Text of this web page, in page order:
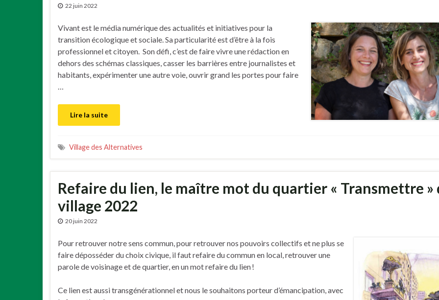
22 juin 2022
Vivant est le média numérique des actualités et initiatives pour la
transition écologique et sociale. Sa particularité est d’être à la fois
professionnel et citoyen. Son défi, c’est de faire vivre une rédaction en
dehors des schémas classiques, casser les barrières entre journalistes et
habitants, expérimenter une autre voie, ouvrir grand les portes pour faire
…
Lire la suite
Village des Alternatives
Refaire du lien, le maître mot du quartier « Transmettre »
village 2022
20 juin 2022
Pour retrouver notre sens commun, pour retrouver nos pouvoirs collectifs et ne plus se
faire déposséder du choix civique, il faut refaire du commun en local, retrouver une
parole de voisinage et de quartier, en un mot refaire du lien !
Ce lien est aussi transgénérationnel et nous le souhaitons porteur d’émancipation, avec